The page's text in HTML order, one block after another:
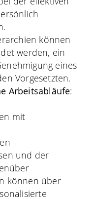
können
werden, ein
eines
Vorgesetzten.
Arbeitsabläufe:
mit
und der
können über